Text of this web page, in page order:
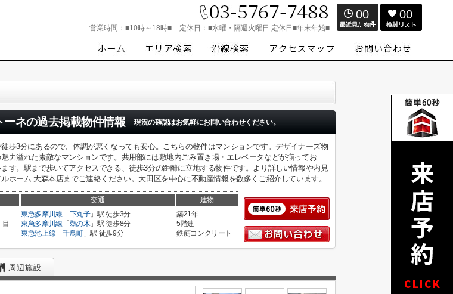
営業時間： ■10時～18時■ 定休日： ■水曜・隔週火曜日 定休日■年末年始■
00 00
ーネの過去掲載物件情報 現況の確認はお気軽にお問い合わせください。
歩3分にあるので、体調が悪くなっても安心。こちらの物件はマンションです。デザイナーズ物
力溢れた素敵なマンションです。共用部には敷地内ごみ置き場・エレベータなどが揃ってお
す。駅まで歩いてアクセスできる、徒歩3分の距離に立地する物件です。より詳しい情報や内見
ホーム 大森本店までご連絡ください。大田区を中心に不動産情報を数多くご紹介しています。
交通 建物
目
東急多摩川線 「 下丸子」駅 徒歩3分
東急多摩川線 「 鵜の木」駅 徒歩8分
東急池上線 「 千鳥町」駅 徒歩9分
築21年
5階建
鉄筋コンクリート
周辺施設